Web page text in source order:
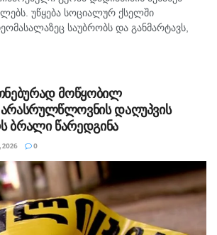
უწყება სოციალურ ქსელში
საუბრობს და განმარტავს,
პირი, რომელმაც ვიდეო გადაიღო და
გამოკითხვის შედეგად...
მოწყობილ
დაღუპვის
ბრალი წარედგინა
2026 0